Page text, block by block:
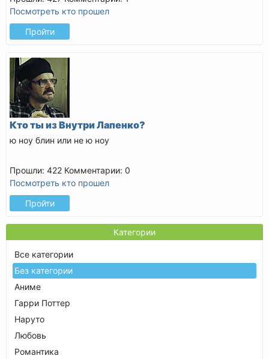
Посмотреть кто прошел
Пройти
Кто ты из Внутри Лапенко?
ю ноу блин или не ю ноу
Прошли: 422 Комментарии: 0
Посмотреть кто прошел
Пройти
Категории
Все категории
Без категории
Аниме
Гарри Поттер
Наруто
Любовь
Романтика